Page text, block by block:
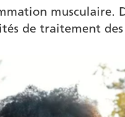
musculaire.
de traitement